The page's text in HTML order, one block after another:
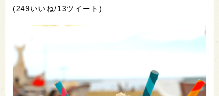
(249いいね/13ツイート)